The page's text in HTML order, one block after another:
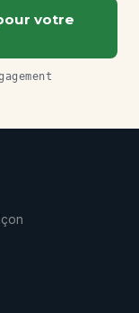
votre